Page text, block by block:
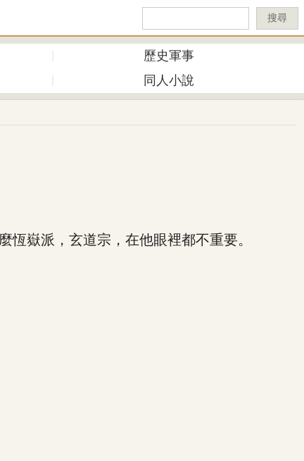
搜尋
歷史軍事
同人小說
嶽派，玄道宗，在他眼裡都不重要。